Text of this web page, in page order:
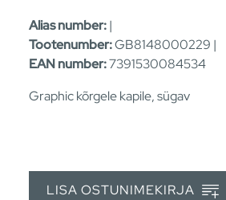
Alias number:|
Tootenumber:GB8148000229 |
EAN number:7391530084534
Graphic kõrgele kapile, sügav
LISA OSTUNIMEKIRJA